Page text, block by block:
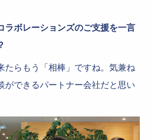
ラボレーションズのご支援を一言
たらもう「相棒」ですね。気兼ね
ができるパートナー会社だと思い